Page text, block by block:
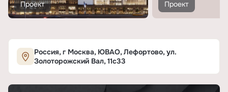
Проект Проект
Россия, г Москва, ЮВАО, Лефортово, ул.
Золоторожский Вал, 11с33